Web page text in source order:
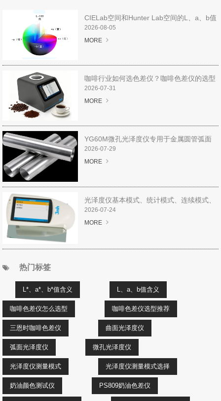
CIELab空间和Hunter Lab空间的L、a、b值
表示一个意思吗？
2026-08-05
MORE
咖啡行业如何选色差仪？咖啡色差仪的选型
推荐
2026-07-31
MORE
YG60M微孔光泽度仪专用于金属圆管弧面
光泽度测量
2026-07-29
MORE
光泽度仪基本模式、统计模式、连续模式、
质管模式解析
2026-07-24
MORE
热门标签
L*、a*、b*值含义 L、a、b值含义
咖啡色差仪怎么选型 咖啡色差仪选型推荐
三恩时咖啡色差仪 曲面光泽度仪
弧面光泽度仪 微孔光泽度仪
光泽度仪测量模式 光泽度仪测量模式选择
奶油颜色测试仪 PS809奶油色差仪